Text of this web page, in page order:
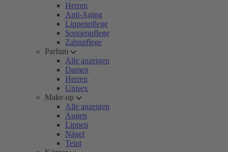
Herren
Anti-Aging
Lippenpflege
Sonnenpflege
Zahnpflege
Parfum
Alle anzeigen
Damen
Herren
Unisex
Make-up
Alle anzeigen
Augen
Lippen
Nägel
Teint